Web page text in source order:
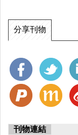
分享刊物
刊物連結